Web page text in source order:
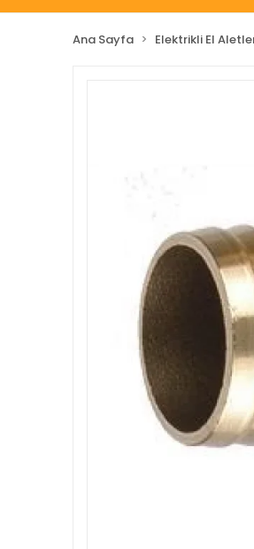
Ana Sayfa Elektrikli El